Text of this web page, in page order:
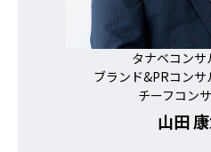
タナベコンサ
ブランド&PRコン
チーフコン
山田